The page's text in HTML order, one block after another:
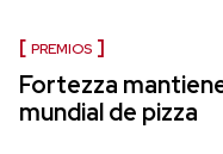
PREMIOS
Fortezza
mundial de pizza